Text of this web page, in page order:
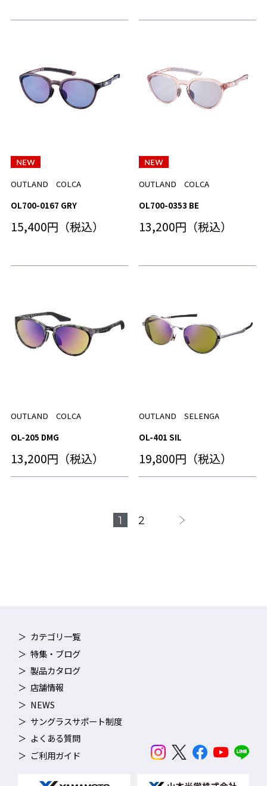
OUTLAND COLCA
OL700-0167 GRY
15,400円（税込）
OUTLAND COLCA
OL700-0353 BE
13,200円（税込）
OUTLAND COLCA
OL-205 DMG
13,200円（税込）
OUTLAND SELENGA
OL-401 SIL
19,800円（税込）
1 2
カテゴリ一覧
特集・ブログ
製品カタログ
店舗情報
NEWS
サングラスサポート制度
よくある質問
ご利用ガイド